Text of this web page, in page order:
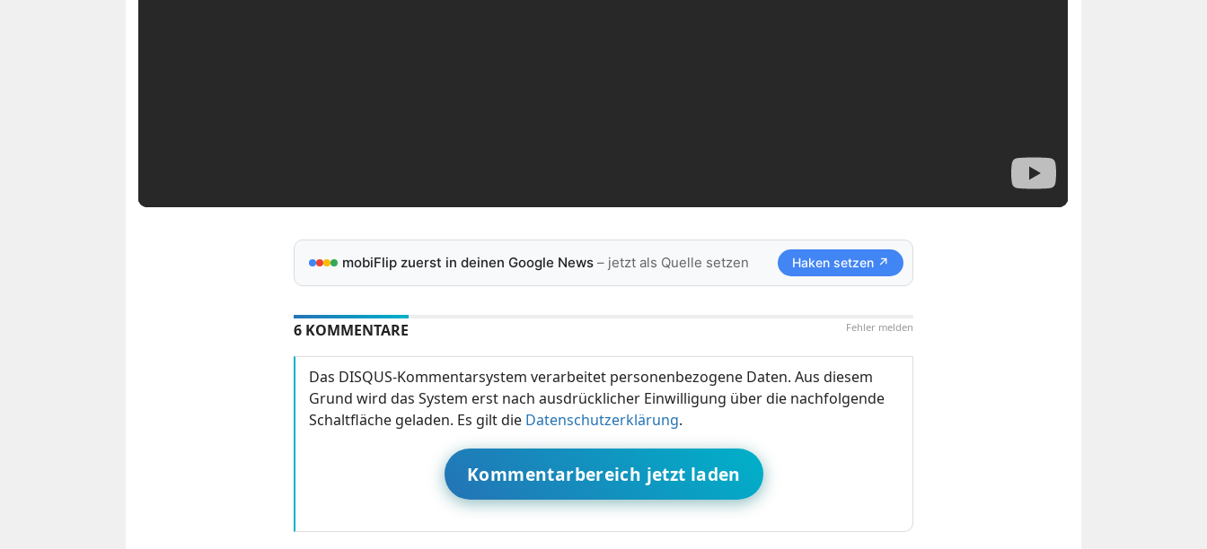
mobiFlip zuerst in deinen Google News– jetzt als Quelle setzen Haken setzen ↗
Fehler melden
6 KOMMENTARE
Das DISQUS-Kommentarsystem verarbeitet personenbezogene Daten. Aus diesem
Grund wird das System erst nach ausdrücklicher Einwilligung über die nachfolgende
Schaltfläche geladen. Es gilt die Datenschutzerklärung.
Kommentarbereich jetzt laden